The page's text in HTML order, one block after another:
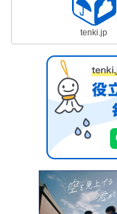
tenki.jp